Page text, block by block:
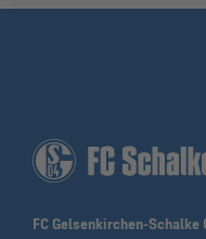
FC Gelsenkirchen-Schalke